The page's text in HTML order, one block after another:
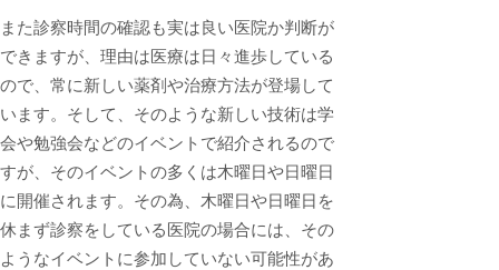
また診察時間の確認も実は良い医院か判断が
できますが、理由は医療は日々進歩している
ので、常に新しい薬剤や治療方法が登場して
います。そして、そのような新しい技術は学
会や勉強会などのイベントで紹介されるので
すが、そのイベントの多くは木曜日や日曜日
に開催されます。その為、木曜日や日曜日を
休まず診察をしている医院の場合には、その
ようなイベントに参加していない可能性があ